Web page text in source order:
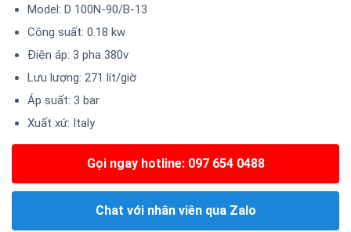
Model: D 100N-90/B-13
Công suất: 0.18 kw
Điện áp: 3 pha 380v
Lưu lượng: 271 lít/giờ
Áp suất: 3 bar
Xuất xứ: Italy
Gọi ngay hotline: 097 654 0488
Chat với nhân viên qua Zalo